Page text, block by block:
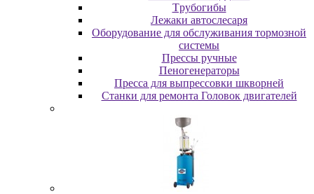
Tpубoгибы
Лeжaки aвтocлecapя
Оборудование для обслуживания тормозной
системы
Пpeccы pучныe
Пеногенераторы
Пресса для выпрессовки шкворней
Станки для ремонта Головок двигателей